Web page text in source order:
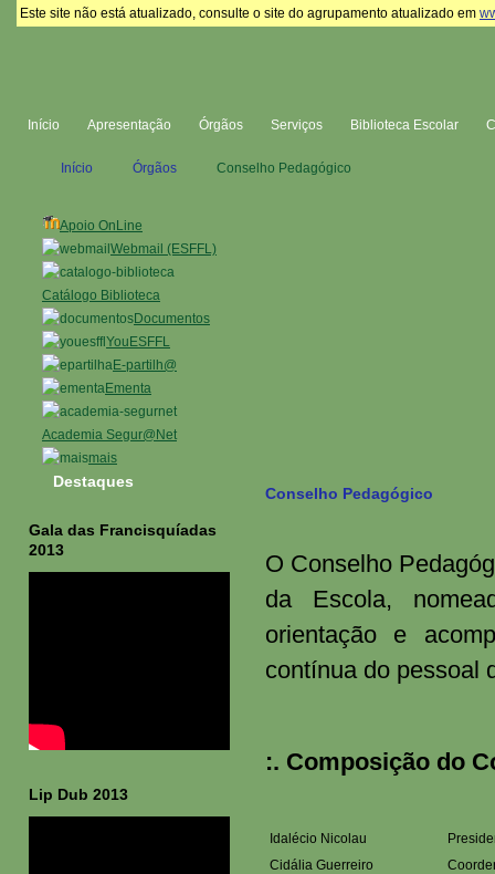
Este site não está atualizado, consulte o site do agrupamento atualizado em
Início Apresentação Órgãos Serviços Biblioteca Escolar
Apoio OnLine
Webmail (ESFFL)
Catálogo Biblioteca
Documentos
YouESFFL
E-partilh@
Ementa
Academia Segur@Net
mais
Início Órgãos Conselho Pedagógico
Conselho Pedagógico
O Conselho
da Escola,
orientação e
contínua do pessoal
:. Composição do
Idalécio Nicolau
Cidália Guerreiro
Destaques
Gala das Francisquíadas
2013
Lip Dub 2013